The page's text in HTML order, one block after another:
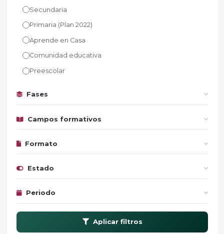
Secundaria
Primaria (Plan 2022)
Aprende en Casa
Comunidad educativa
Preescolar
Fases
Campos formativos
Formato
Estado
Periodo
Aplicar filtros